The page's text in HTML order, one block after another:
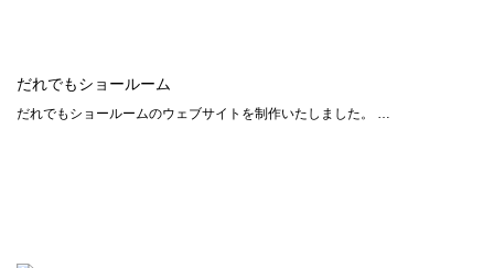
だれでもショールーム
だれでもショールームのウェブサイトを制作いたしました。 …